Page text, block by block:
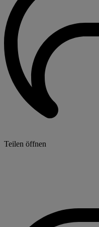
Teilen öffnen